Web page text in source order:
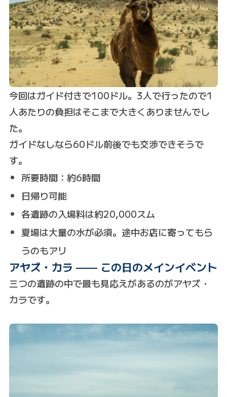
今回はガイド付きで100ドル。3人で行ったので1
人あたりの負担はそこまで大きくありませんでし
た。
ガイドなしなら60ドル前後でも交渉できそうで
す。
所要時間：約6時間
日帰り可能
各遺跡の入場料は約20,000スム
夏場は大量の水が必須。途中お店に寄ってもら
うのもアリ
アヤズ・カラ —— この日のメインイベント
三つの遺跡の中で最も見応えがあるのがアヤズ・
カラです。